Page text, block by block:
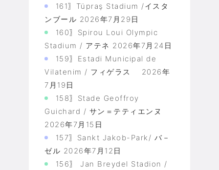
161〗Tüpraş Stadium /イスタ
ンブール 2026年7月29日
160〗Spirou Loui Olympic
Stadium / アテネ 2026年7月24日
159〗Estadi Municipal de
Vilatenim / フィゲラス
2026年
7月19日
158〗Stade Geoffroy
Guichard / サン＝テティエンヌ
2026年7月15日
157〗Sankt Jakob-Park/ バ－
ゼル 2026年7月12日
156〗 Jan Breydel Stadion /